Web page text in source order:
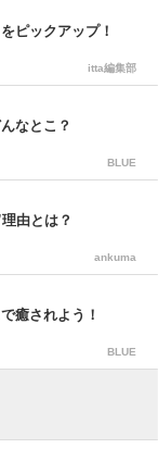
ピックアップ！
itta編集部
なとこ？
BLUE
由とは？
ankuma
癒されよう！
BLUE